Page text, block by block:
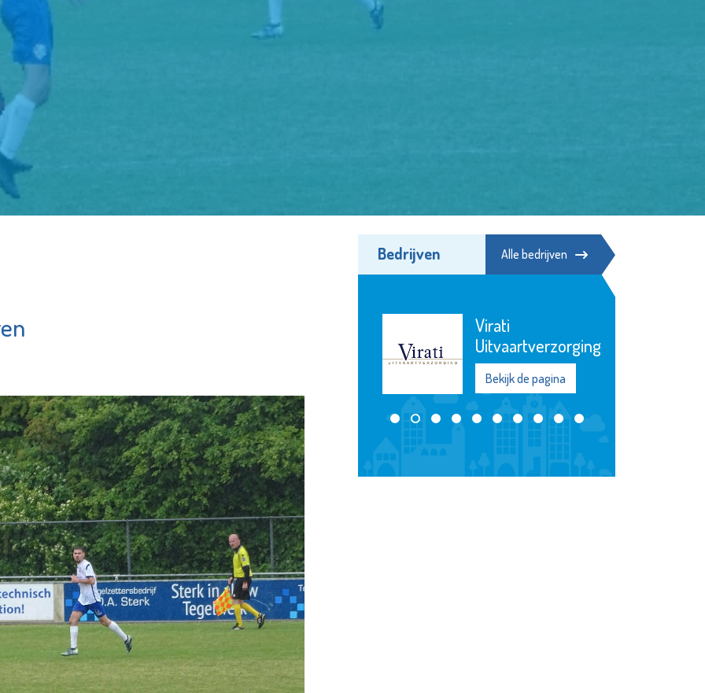
Bedrijven Alle bedrijven
Kinderdagverblijf
De
Speelwonders
Bekijk de pagina